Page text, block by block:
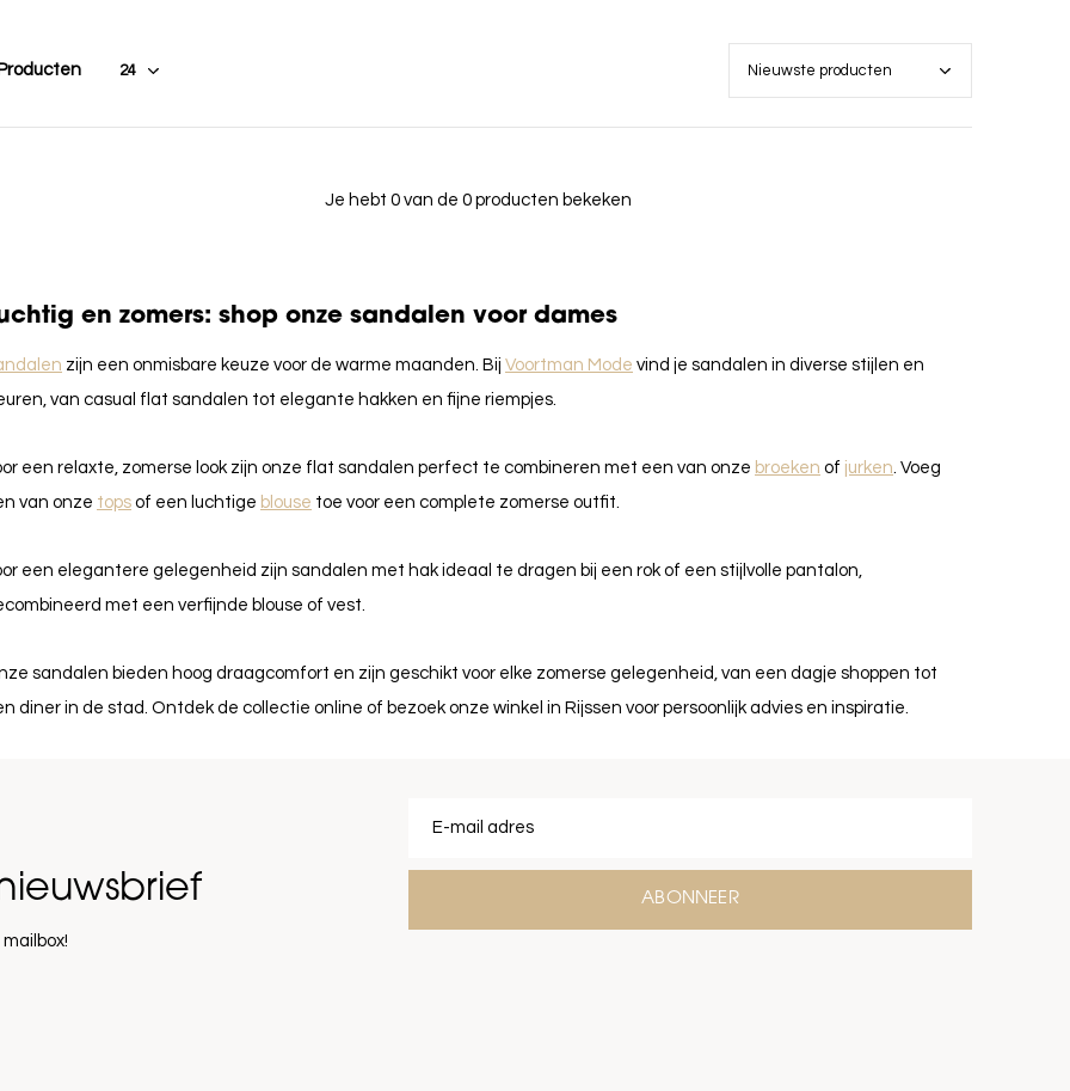
Je hebt 0 van de 0 producten bekeken
en zomers: shop onze sandalen voor dames
zijn een onmisbare keuze voor de warme maanden. Bij Voortman Mode vind je sandalen in diverse stijlen en
van casual flat sandalen tot elegante hakken en fijne riempjes.
een relaxte, zomerse look zijn onze flat sandalen perfect te combineren met een van onze broeken of jurken. Voeg
van onze tops of een luchtige blouse toe voor een complete zomerse outfit.
een elegantere gelegenheid zijn sandalen met hak ideaal te dragen bij een rok of een stijlvolle pantalon,
met een verfijnde blouse of vest.
sandalen bieden hoog draagcomfort en zijn geschikt voor elke zomerse gelegenheid, van een dagje shoppen tot
diner in de stad. Ontdek de collectie online of bezoek onze winkel in Rijssen voor persoonlijk advies en inspiratie.
ABONNEER